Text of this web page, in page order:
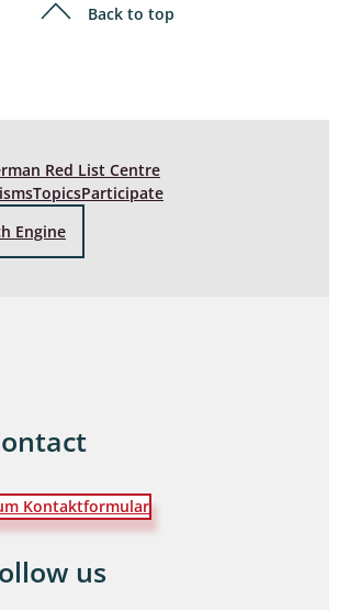
Back to top
Red List Centre
TopicsParticipate
Engine
Kontaktformular
us